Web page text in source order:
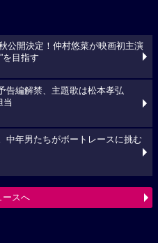
公開決定！仲村悠菜が映画初主演
を目指す
告編解禁、主題歌は松本孝弘
当
中年男たちがボートレースに挑む
ースへ